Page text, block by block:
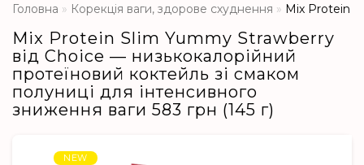
Головна Корекція ваги, здорове схуднення Mix Protein
Mix Protein Slim Yummy Strawberry
від Choice — низькокалорійний
протеїновий коктейль зі смаком
полуниці для інтенсивного
зниження ваги 583 грн (145 г)
NEW